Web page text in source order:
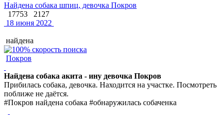
Найдена собака шпиц, девочка Покров
17753
2127
18 июня 2022
найдена
Покров
Найдена собака акита - ину девочка Покров
Прибилась собака, девочка. Находится на участке. Посмотреть
поближе не даётся.
#Покров найдена собака #обнаружилась собаченка